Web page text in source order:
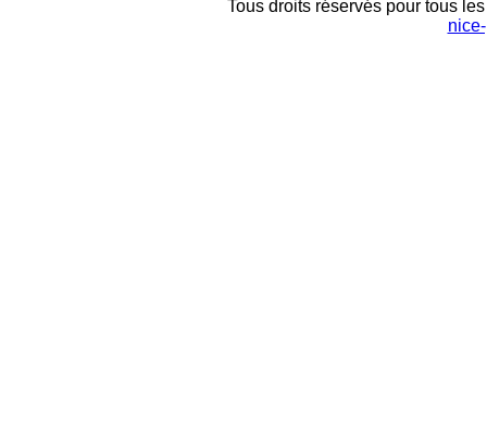
Tous droits réservés pour tous